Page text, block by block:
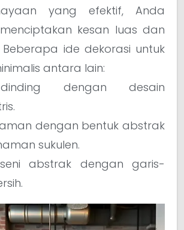
yang efektif, Anda
kesan luas dan
Beberapa ide dekorasi untuk
antara lain:
dengan desain
dengan bentuk abstrak
sukulen.
abstrak dengan garis-